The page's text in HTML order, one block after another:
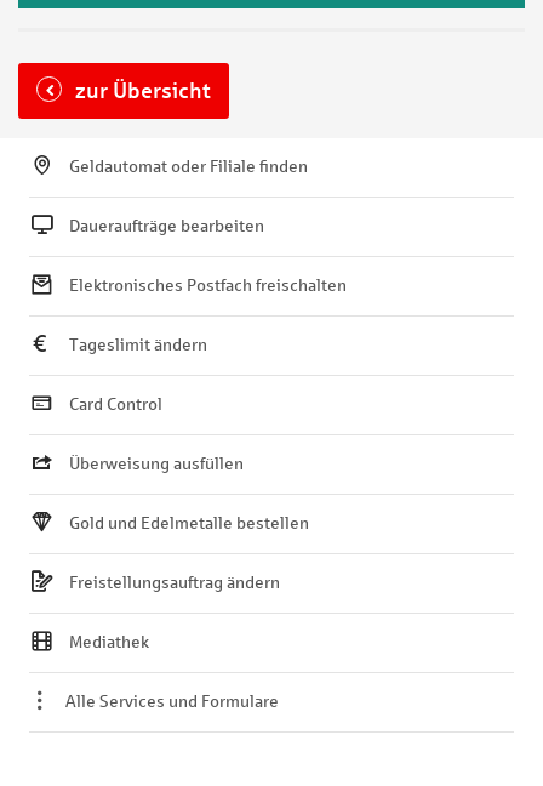
zur Übersicht
Geldautomat oder Filiale finden
Daueraufträge bearbeiten
Elektronisches Postfach freischalten
Tageslimit ändern
Card Control
Überweisung ausfüllen
Gold und Edelmetalle bestellen
Freistellungsauftrag ändern
Mediathek
Alle Services und Formulare